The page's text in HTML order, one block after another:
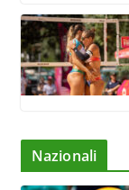
Nazionali